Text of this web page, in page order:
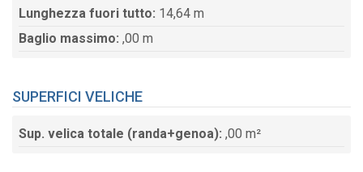
Lunghezza fuori tutto: 14,64 m
Baglio massimo: ,00 m
SUPERFICI VELICHE
Sup. velica totale (randa+genoa): ,00 m²